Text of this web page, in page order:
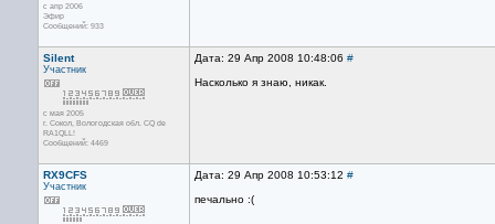
с апр 2006
Эфир
Сообщений: 933
Silent
Участник
с мая 2005
г. Сокол, Вологодская обл. CQ de
RA1QLL!
Сообщений: 4469
Дата: 29 Апр 2008 10:48:06 #
Насколько я знаю, никак.
RX9CFS
Участник
Дата: 29 Апр 2008 10:53:12 #
печально :(